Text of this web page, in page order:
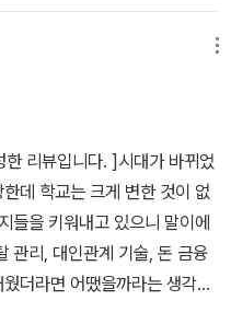
에 p230​대부분의 문제는 잠을
로 서기, 그리고 나는 몇 번이
않는다. 미운 사람을 어떻게
는지, 저 사람이 사기꾼인지
니 과장이 아니었다.​임홍택의
났다. 좋은 이야기가 아니라
가 사정이 급하다며 돈을 좀 빌
봐 결국 빌려줬다. 갚겠다던
터 연락 자체가 끊겼다. 차용
.🧍이 책의 제목인 '1로 서
다. 내 삶의 ‘1인분’을 온전히
. 또한 '자립'이란 단순히 부모
끝나지 않는다. 책에서 말하는
르고, 내 자산을 지키며, 관계
위기를 수습하는 일상의 관리
. 이 책의 조언들은 지극히 현
남을 내 기술을 고민하라, 단
있는 손실의 크기부터 계산
나에게 해가 되는 사람을 일찍
리뷰입니다. ]시대가 바뀌었
데 학교는 크게 변한 것이 없
들을 키워내고 있으니 말이에
관리, 대인관계 기술, 돈 금융
더라면 어땠을까라는 생각을